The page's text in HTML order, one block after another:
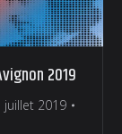
2019
juillet 2019